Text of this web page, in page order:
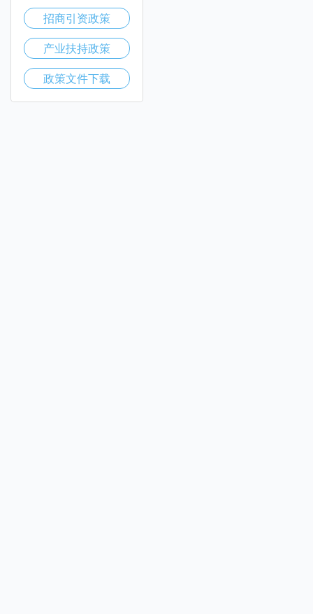
招商引资政策
产业扶持政策
政策文件下载